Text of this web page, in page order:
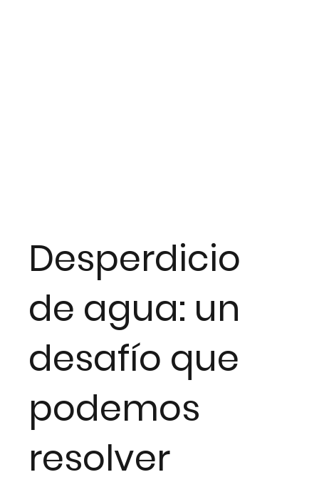
Desperdicio
de agua: un
desafío que
podemos
resolver